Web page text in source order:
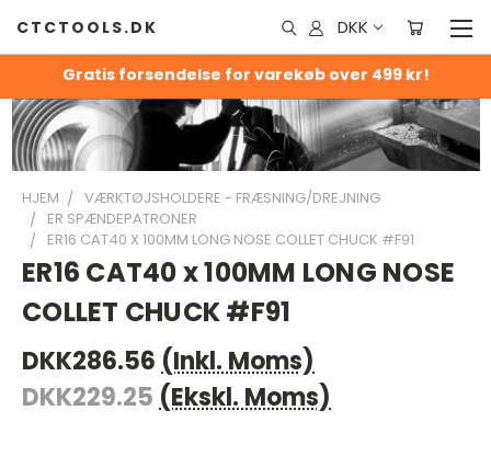
Gratis forsendelse for varekøb over 499 kr!
CTCTOOLS.DK DKK
HJEM
VÆRKTØJSHOLDERE - FRÆSNING/DREJNING
ER SPÆNDEPATRONER
ER16 CAT40 X 100MM LONG NOSE COLLET CHUCK #F91
ER16 CAT40 x 100MM LONG NOSE
COLLET CHUCK #F91
DKK286.56 (Inkl. Moms)
DKK229.25 (Ekskl. Moms)